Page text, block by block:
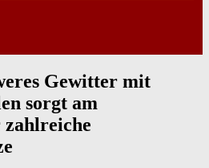
Gewitter mit
sorgt am